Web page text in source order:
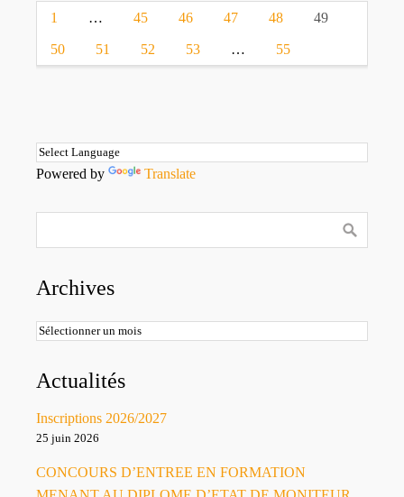
1 … 45 46 47 48 49
50 51 52 53 … 55
Powered by Translate
Archives
Archives
Actualités
Inscriptions 2026/2027
25 juin 2026
CONCOURS D’ENTREE EN FORMATION